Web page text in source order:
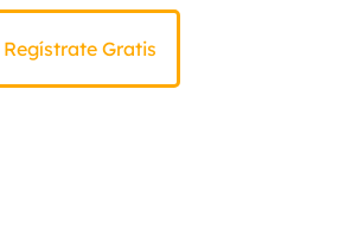
Regístrate Gratis